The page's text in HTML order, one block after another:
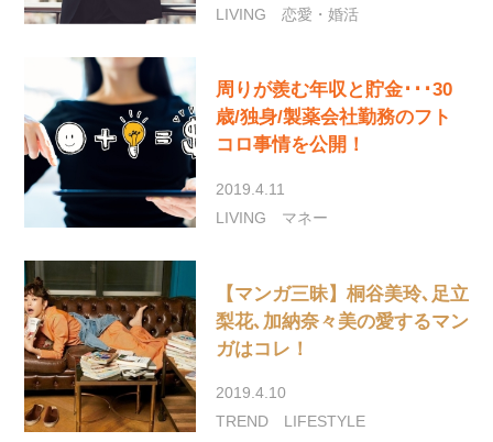
LIVING
恋愛・婚活
周りが羨む年収と貯金･･･30
歳/独身/製薬会社勤務のフト
コロ事情を公開！
2019.4.11
LIVING
マネー
【マンガ三昧】桐谷美玲､足立
梨花､加納奈々美の愛するマン
ガはコレ！
2019.4.10
TREND
LIFESTYLE